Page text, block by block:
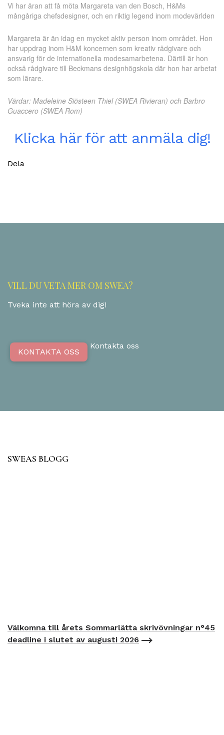
Vi har äran att få möta Margareta van den Bosch, H&Ms
mångåriga chefsdesigner, och en riktig legend inom modevärlden
Margareta är än idag en mycket aktiv person inom området. Hon
har uppdrag inom H&M koncernen som kreativ rådgivare och
ansvarig för de internationella modesamarbetena. Därtill är hon
också rådgivare till Beckmans designhögskola där hon har arbetat
som lärare.
Värdar: Madeleine Siösteen Thiel (SWEA Rivieran) och Barbro
Guaccero (SWEA Rom)
Klicka här för att anmäla dig!
Dela
VILL DU VETA MER OM SWEA?
Tveka inte att höra av dig!
KONTAKTA OSS
Kontakta oss
SWEAS BLOGG
Välkomna till årets Sommarlätta skrivövningar n°45
deadline i slutet av augusti 2026